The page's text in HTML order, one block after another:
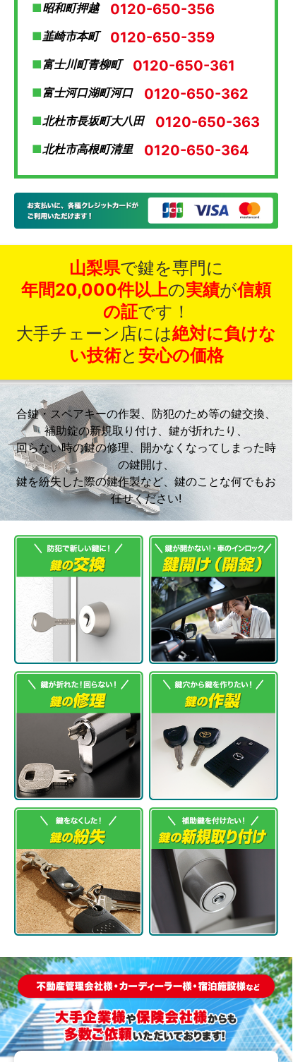
昭和町押越 0120-650-356
韮崎市本町 0120-650-359
富士川町青柳町 0120-650-361
富士河口湖町河口 0120-650-362
北杜市長坂町大八田 0120-650-363
北杜市高根町清里 0120-650-364
山梨県で鍵を専門に
年間20,000件以上の実績が信頼
の証です！
大手チェーン店には絶対に負けな
い技術と 安心の価格
合鍵・スペアキーの作製、防犯のため等の鍵交換、
補助錠の新規取り付け、鍵が折れたり、
回らない時の鍵の修理、開かなくなってしまった時
の鍵開け、
鍵を紛失した際の鍵作製など、鍵のことな何でもお
任せください!